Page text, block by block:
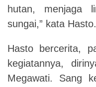
hutan, menjaga
sungai,” kata Hasto.
Hasto bercerita,
kegiatannya,
Megawati. Sang